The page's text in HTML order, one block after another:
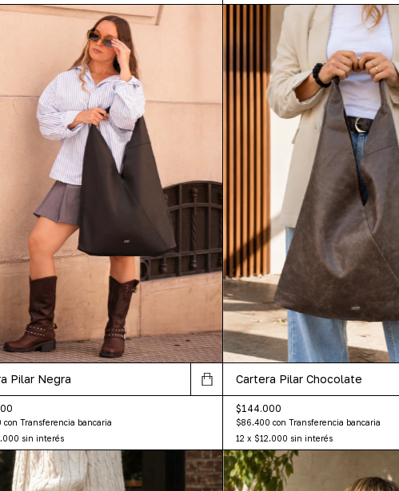
Pilar Negra
con Transferencia bancaria
sin interés
Cartera Pilar Chocolate
$144.000
$86.400 con Transferencia bancaria
12 x $12.000 sin interés